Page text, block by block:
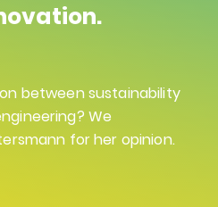
between sustainability
We
for her opinion.